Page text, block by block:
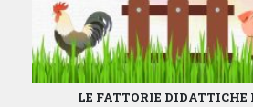
LE FATTORIE DIDATTICHE